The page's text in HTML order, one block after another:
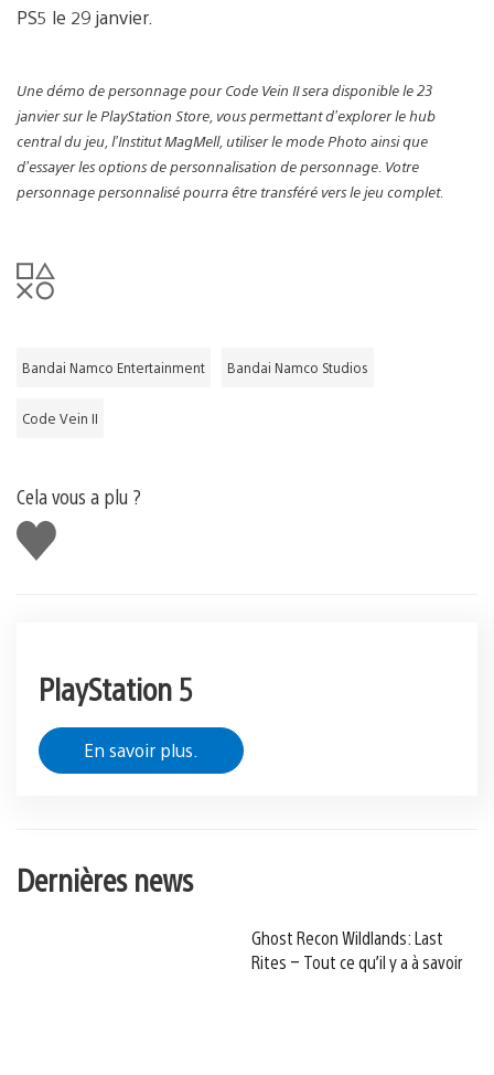
PS5 le 29 janvier.
Une démo de personnage pour Code Vein II sera disponible le 23
janvier sur le PlayStation Store, vous permettant d’explorer le hub
central du jeu, l’Institut MagMell, utiliser le mode Photo ainsi que
d’essayer les options de personnalisation de personnage. Votre
personnage personnalisé pourra être transféré vers le jeu complet.
Bandai Namco Entertainment Bandai Namco Studios
Code Vein II
Cela vous a plu ?
J'aime
PlayStation 5
En savoir plus.
Dernières news
Ghost Recon Wildlands: Last
Rites – Tout ce qu’il y a à savoir